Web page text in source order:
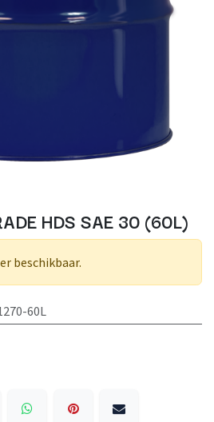
HDS SAE 30 (60L)
beschikbaar.
60L